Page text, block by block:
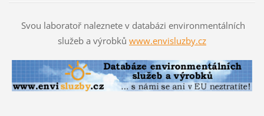
Svou laboratoř naleznete v databázi environmentálních
služeb a výrobků www.envisluzby.cz